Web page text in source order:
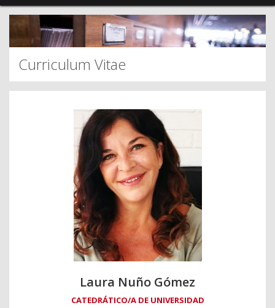
Curriculum Vitae
Laura Nuño Gómez
CATEDRÁTICO/A DE UNIVERSIDAD